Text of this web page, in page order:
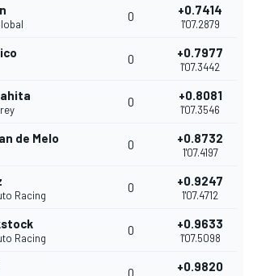
0 +0.7414
1'07.2879
0 +0.7977
1'07.3442
0 +0.8081
1'07.3546
de Melo 0 +0.8732
1'07.4197
Racing
0 +0.9247
1'07.4712
Racing
0 +0.9633
1'07.5098
0 +0.9820